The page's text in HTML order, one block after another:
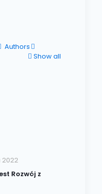
Authors
Show all
2022
Rozwój z